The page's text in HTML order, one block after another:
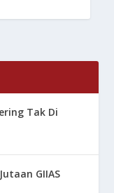
Tak Di
GIIAS